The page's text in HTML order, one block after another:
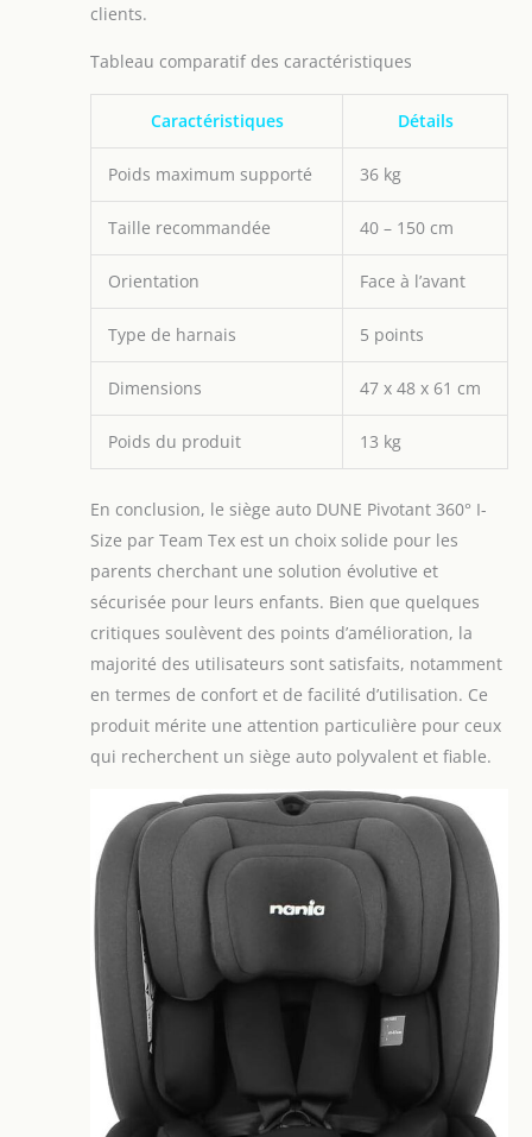
clients.
Tableau comparatif des caractéristiques
Caractéristiques Détails
Poids maximum supporté 36 kg
Taille recommandée 40 – 150 cm
Orientation Face à l’avant
Type de harnais 5 points
Dimensions 47 x 48 x 61 cm
Poids du produit 13 kg
En conclusion, le siège auto DUNE Pivotant 360° I-
Size par Team Tex est un choix solide pour les
parents cherchant une solution évolutive et
sécurisée pour leurs enfants. Bien que quelques
critiques soulèvent des points d’amélioration, la
majorité des utilisateurs sont satisfaits, notamment
en termes de confort et de facilité d’utilisation. Ce
produit mérite une attention particulière pour ceux
qui recherchent un siège auto polyvalent et fiable.